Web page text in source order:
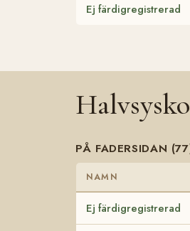
Ej färdigregistrerad
PÅ FADERSIDAN
NAMN
Ej färdigregistrerad